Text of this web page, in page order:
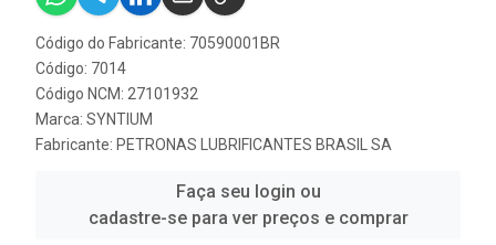
Código do Fabricante: 70590001BR
Código: 7014
Código NCM: 27101932
Marca: SYNTIUM
Fabricante: PETRONAS LUBRIFICANTES BRASIL SA
Faça seu login ou
cadastre-se para ver preços e comprar